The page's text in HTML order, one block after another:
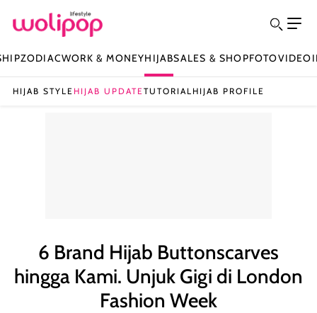
ZODIACWORK & MONEYHIJABSALES & SHOPFOTOVIDEO
HIJAB STYLE HIJAB UPDATETUTORIAL HIJAB PROFILE
6 Brand Hijab Buttonscarves
hingga Kami. Unjuk Gigi di London
Fashion Week